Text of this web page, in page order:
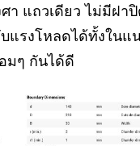
า แถวเดียว ไม่มีฝา
บแรงโหลดได้ทั้งในแ
มๆ กันได้ดี